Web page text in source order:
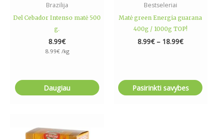
Brazilija
Del Cebador Intenso matė 500
g.
8.99€
8.99€/kg
Daugiau
Bestseleriai
Matė green Energia guarana
400g / 1000g TOP!
8.99€ – 18.99€
Pasirinkti savybes
page